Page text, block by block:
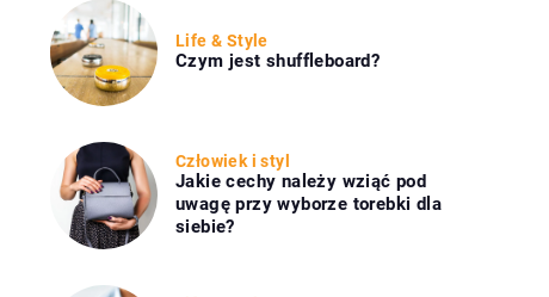
Life & Style
Czym jest shuffleboard?
Człowiek i styl
Jakie cechy należy wziąć pod
uwagę przy wyborze torebki dla
siebie?